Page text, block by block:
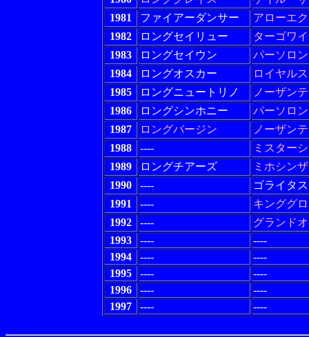
1981
ファイアーダンサー
アローエ
1982
ロングセイリュー
ターゴワ
1983
ロングセイウン
パーソロン
1984
ロングオスカー
ロイヤル
1985
ロングニュートリノ
ノーザン
1986
ロングシンホニー
パーソロン
1987
ロングバージン
ノーザン
1988
----
ミスター
1989
ロングチアーズ
ミホシン
1990
----
ゴライタス
1991
----
キンググ
1992
----
グランド
1993
----
----
1994
----
----
1995
----
----
1996
----
----
1997
---- ----